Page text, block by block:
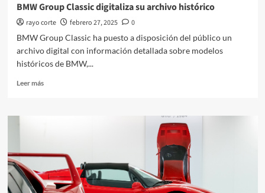
BMW Group Classic digitaliza su archivo histórico
rayo corte febrero 27, 2025
0
BMW Group Classic ha puesto a disposición del público un
archivo digital con información detallada sobre modelos
históricos de BMW,...
Leer másLeer
su
archivo
histórico